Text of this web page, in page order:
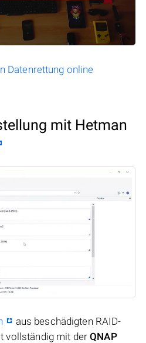
Datenrettung online
mit Hetman
aus beschädigten RAID-
vollständig mit derQNAP